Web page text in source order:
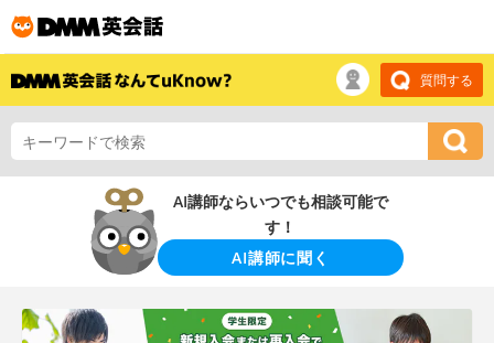
質問する
AI講師ならいつでも相談可能で
す！
AI講師に聞く